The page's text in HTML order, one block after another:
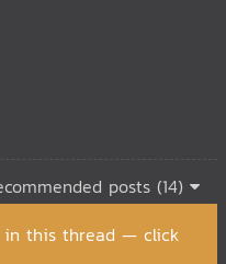
posts (14)
in this thread — click